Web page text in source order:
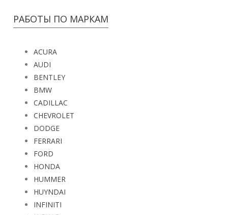
AUDI
BENTLEY
BMW
CADILLAC
CHEVROLET
DODGE
FERRARI
FORD
HONDA
HUMMER
HUYNDAI
INFINITI
JAGUAR